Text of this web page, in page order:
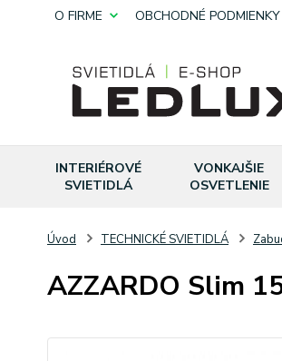
O FIRME OBCHODNÉ PODMIENKY
INTERIÉROVÉ
SVIETIDLÁ
VONKAJŠIE
OSVETLENIE
Úvod TECHNICKÉ SVIETIDLÁ
AZZARDO Slim